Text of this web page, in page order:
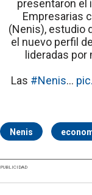
presentaron el
Empresarias
(Nenis), estudio
el nuevo perfil
lideradas por
Las #Nenis…
Nenis
PUBLICIDAD